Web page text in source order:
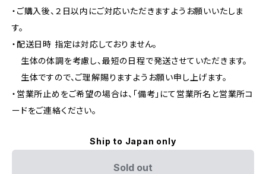
・ご購入後、２日以内にご対応いただきますようお願いいたしま
す。
・配送日時 指定は対応しておりません。
生体の体調を考慮し、最短の日程で発送させていただきます。
生体ですので、ご理解賜りますようお願い申し上げます。
・営業所止めをご希望の場合は、「備考」にて営業所名と営業所コ
ードをご連絡ください。
Ship to Japan only
Sold out